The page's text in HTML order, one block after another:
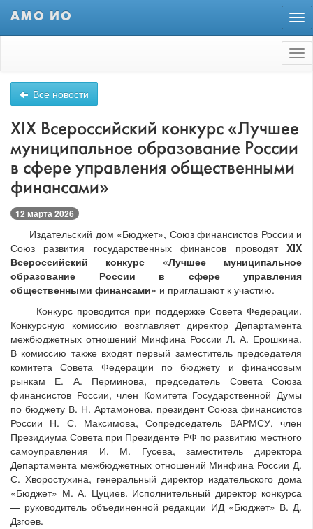
АМО ИО
Все новости
XIX Всероссийский конкурс «Лучшее
муниципальное образование России
в сфере управления общественными
финансами»
12 марта 2026
Издательский дом «Бюджет», Союз финансистов России и
Союз развития государственных финансов проводят XIX
Всероссийский конкурс «Лучшее муниципальное
образование России в сфере управления
общественными финансами» и приглашают к участию.
Конкурс проводится при поддержке Совета Федерации.
Конкурсную комиссию возглавляет директор Департамента
межбюджетных отношений Минфина России Л. А. Ерошкина.
В комиссию также входят первый заместитель председателя
комитета Совета Федерации по бюджету и финансовым
рынкам Е. А. Перминова, председатель Совета Союза
финансистов России, член Комитета Государственной Думы
по бюджету В. Н. Артамонова, президент Союза финансистов
России Н. С. Максимова, Сопредседатель ВАРМСУ, член
Президиума Совета при Президенте РФ по развитию местного
самоуправления И. М. Гусева, заместитель директора
Департамента межбюджетных отношений Минфина России Д.
С. Хворостухина, генеральный директор издательского дома
«Бюджет» М. А. Цуциев. Исполнительный директор конкурса
— руководитель объединенной редакции ИД «Бюджет» В. Д.
Дзгоев.